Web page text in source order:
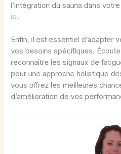
l’intégration du sauna dans
ici.
Enfin, il est essentiel d’adapter
vos besoins spécifiques.
reconnaître les signaux de
pour une approche holistique
vous offrez les meilleures
d’amélioration de vos